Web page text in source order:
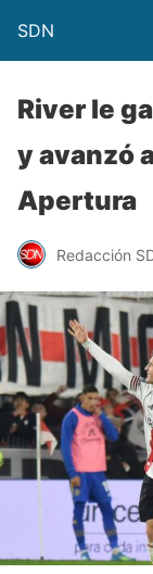
SDN
River le
y avanzó
Apertura
Redacción